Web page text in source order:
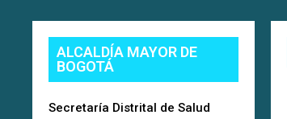
ALCALDÍA MAYOR DE
BOGOTÁ
Secretaría Distrital de Salud